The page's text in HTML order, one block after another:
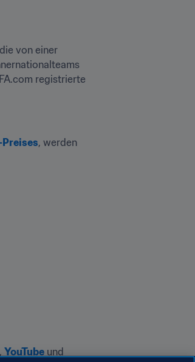
von einer
registrierte
, werden
, YouTube